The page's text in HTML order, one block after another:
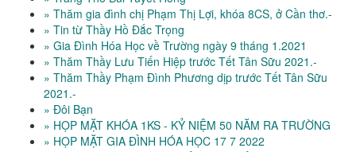
» Thăm gia đình chị Phạm Thị Lợi, khóa 8CS, ở Cần thơ.-
» Tin từ Thầy Hồ Đắc Trọng
» Gia Đình Hóa Học về Trường ngày 9 tháng 1.2021
» Thăm Thầy Lưu Tiến Hiệp trước Tết Tân Sữu 2021.-
» Thăm Thầy Phạm Đình Phương dịp trước Tết Tân Sữu
2021.-
» Đôi Bạn
» HỌP MẶT KHÓA 1KS - KỶ NIỆM 50 NĂM RA TRƯỜNG
» HỌP MẶT GIA ĐÌNH HÓA HỌC 17 7 2022